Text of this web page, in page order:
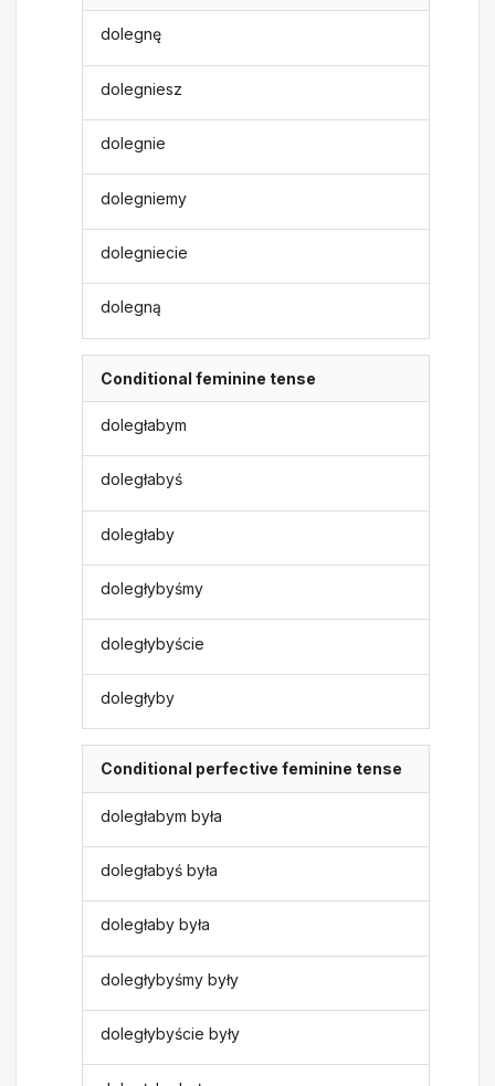
dolegnę
dolegniesz
dolegnie
dolegniemy
dolegniecie
dolegną
Conditional feminine tense
doległabym
doległabyś
doległaby
doległybyśmy
doległybyście
doległyby
Conditional perfective feminine tense
doległabym była
doległabyś była
doległaby była
doległybyśmy były
doległybyście były